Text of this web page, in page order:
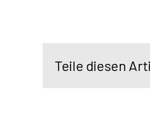
Teile diesen